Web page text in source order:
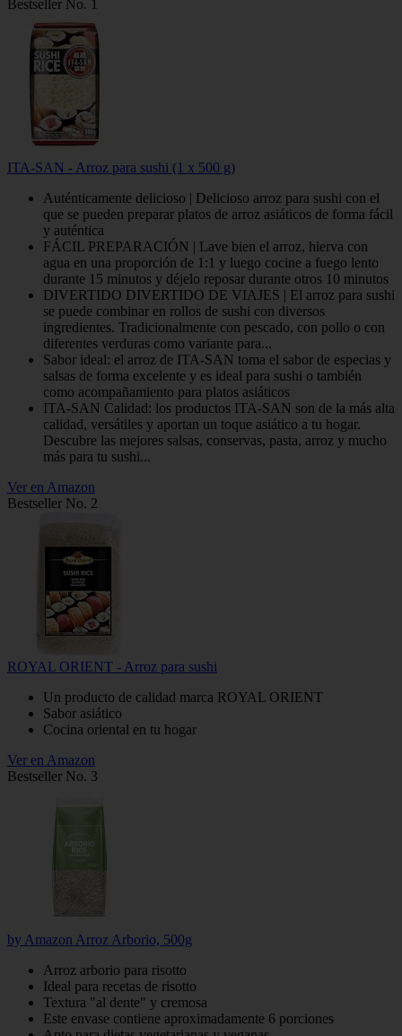
Bestseller No. 1
ITA-SAN - Arroz para sushi (1 x 500 g)
Auténticamente delicioso | Delicioso arroz para sushi con el
que se pueden preparar platos de arroz asiáticos de forma fácil
y auténtica
FÁCIL PREPARACIÓN | Lave bien el arroz, hierva con
agua en una proporción de 1:1 y luego cocine a fuego lento
durante 15 minutos y déjelo reposar durante otros 10 minutos
DIVERTIDO DIVERTIDO DE VIAJES | El arroz para sushi
se puede combinar en rollos de sushi con diversos
ingredientes. Tradicionalmente con pescado, con pollo o con
diferentes verduras como variante para...
Sabor ideal: el arroz de ITA-SAN toma el sabor de especias y
salsas de forma excelente y es ideal para sushi o también
como acompañamiento para platos asiáticos
ITA-SAN Calidad: los productos ITA-SAN son de la más alta
calidad, versátiles y aportan un toque asiático a tu hogar.
Descubre las mejores salsas, conservas, pasta, arroz y mucho
más para tu sushi...
Ver en Amazon
Bestseller No. 2
ROYAL ORIENT - Arroz para sushi
Un producto de calidad marca ROYAL ORIENT
Sabor asiático
Cocina oriental en tu hogar
Ver en Amazon
Bestseller No. 3
by Amazon Arroz Arborio, 500g
Arroz arborio para risotto
Ideal para recetas de risotto
Textura "al dente" y cremosa
Este envase contiene aproximadamente 6 porciones